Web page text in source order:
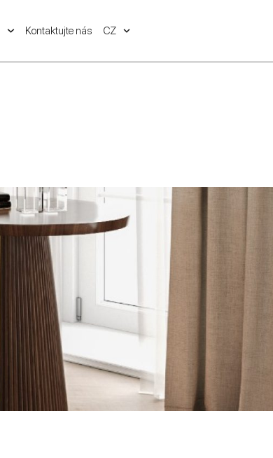
Kontaktujte nás CZ